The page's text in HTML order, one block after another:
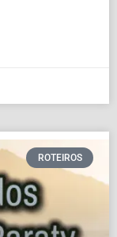
ROTEIROS